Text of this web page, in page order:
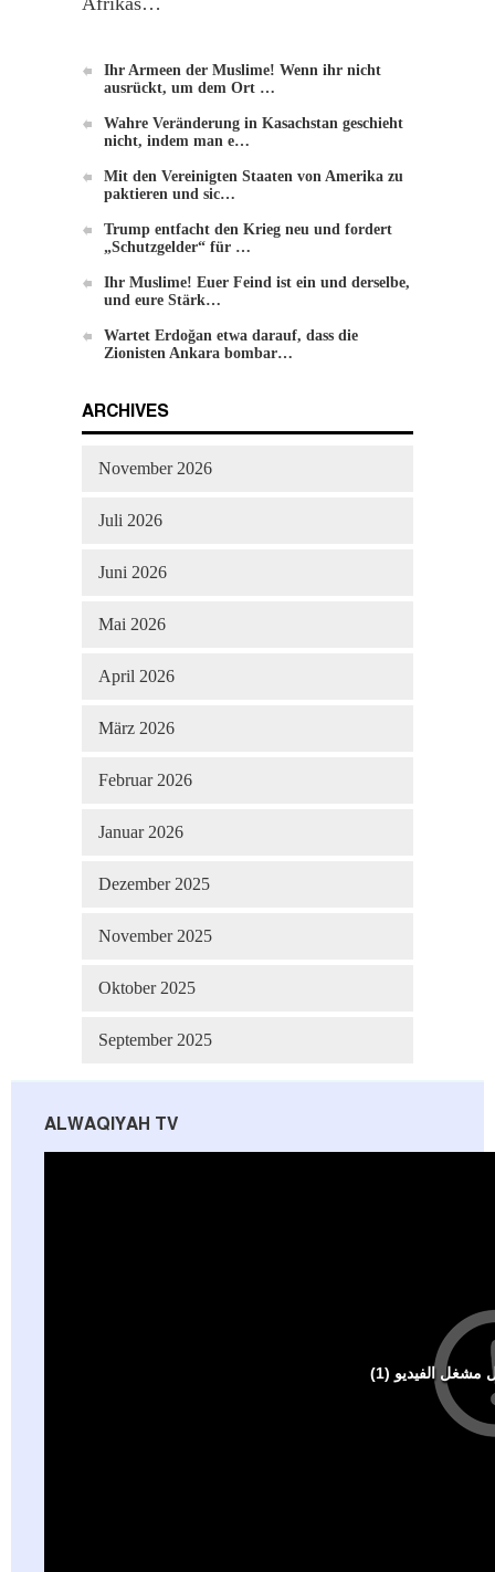
Veränderung
Ihr Armeen der Muslime! Wenn ihr nicht
ausrückt, um dem Ort …
Wahre Veränderung in Kasachstan geschieht
nicht, indem man e…
Mit den Vereinigten Staaten von Amerika zu
paktieren und sic…
Trump entfacht den Krieg neu und fordert
„Schutzgelder“ für …
Ihr Muslime! Euer Feind ist ein und derselbe,
und eure Stärk…
Wartet Erdoğan etwa darauf, dass die
Zionisten Ankara bombar…
ARCHIVES
November 2026
Juli 2026
Juni 2026
Mai 2026
April 2026
März 2026
Februar 2026
Januar 2026
Dezember 2025
November 2025
Oktober 2025
September 2025
ALWAQIYAH TV